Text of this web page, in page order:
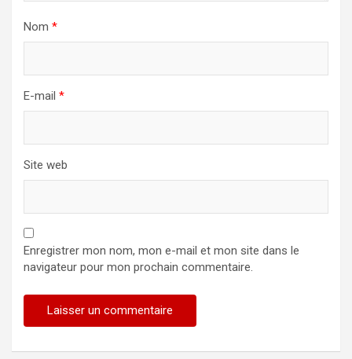
Nom *
E-mail *
Site web
Enregistrer mon nom, mon e-mail et mon site dans le
navigateur pour mon prochain commentaire.